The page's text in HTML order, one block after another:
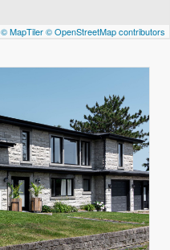
© MapTiler© OpenStreetMap contributors